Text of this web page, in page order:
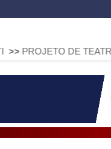
TEATRO SOBRE